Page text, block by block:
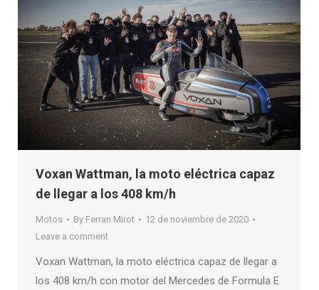
Voxan Wattman, la moto eléctrica capaz
de llegar a los 408 km/h
Motos By Ferran Mirot
12 de noviembre de 2020
Leave a comment
Voxan Wattman, la moto eléctrica capaz de llegar a
los 408 km/h con motor del Mercedes de Formula E